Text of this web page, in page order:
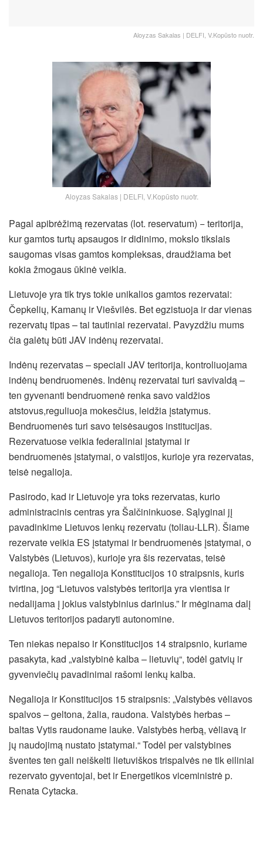
Aloyzas Sakalas | DELFI, V.Kopūsto nuotr.
Aloyzas Sakalas | DELFI, V.Kopūsto nuotr.
Pagal apibrėžimą rezervatas (lot. reservatum) − teritorija,
kur gamtos turtų apsaugos ir didinimo, mokslo tikslais
saugomas visas gamtos kompleksas, draudžiama bet
kokia žmogaus ūkinė veikla.
Lietuvoje yra tik trys tokie unikalios gamtos rezervatai:
Čepkelių, Kamanų ir Viešvilės. Bet egzistuoja ir dar vienas
rezervatų tipas – tai tautiniai rezervatai. Pavyzdžiu mums
čia galėtų būti JAV indėnų rezervatai.
Indėnų rezervatas – speciali JAV teritorija, kontroliuojama
indėnų bendruomenės. Indėnų rezervatai turi savivaldą –
ten gyvenanti bendruomenė renka savo valdžios
atstovus,reguliuoja mokesčius, leidžia įstatymus.
Bendruomenės turi savo teisėsaugos institucijas.
Rezervatuose veikia federaliniai įstatymai ir
bendruomenės įstatymai, o valstijos, kurioje yra rezervatas,
teisė negalioja.
Pasirodo, kad ir Lietuvoje yra toks rezervatas, kurio
administracinis centras yra Šalčininkuose. Sąlyginai jį
pavadinkime Lietuvos lenkų rezervatu (toliau-LLR). Šiame
rezervate veikia ES įstatymai ir bendruomenės įstatymai, o
Valstybės (Lietuvos), kurioje yra šis rezervatas, teisė
negalioja. Ten negalioja Konstitucijos 10 straipsnis, kuris
tvirtina, jog “Lietuvos valstybės teritorija yra vientisa ir
nedalijama į jokius valstybinius darinius.” Ir mėginama dalį
Lietuvos teritorijos padaryti autonomine.
Ten niekas nepaiso ir Konstitucijos 14 straipsnio, kuriame
pasakyta, kad „valstybinė kalba – lietuvių“, todėl gatvių ir
gyvenviečių pavadinimai rašomi lenkų kalba.
Negalioja ir Konstitucijos 15 straipsnis: „Valstybės vėliavos
spalvos – geltona, žalia, raudona. Valstybės herbas –
baltas Vytis raudoname lauke. Valstybės herbą, vėliavą ir
jų naudojimą nustato įstatymai.“ Todėl per valstybines
šventes ten gali neiškelti lietuviškos trispalvės ne tik eiliniai
rezervato gyventojai, bet ir Energetikos viceministrė p.
Renata Cytacka.